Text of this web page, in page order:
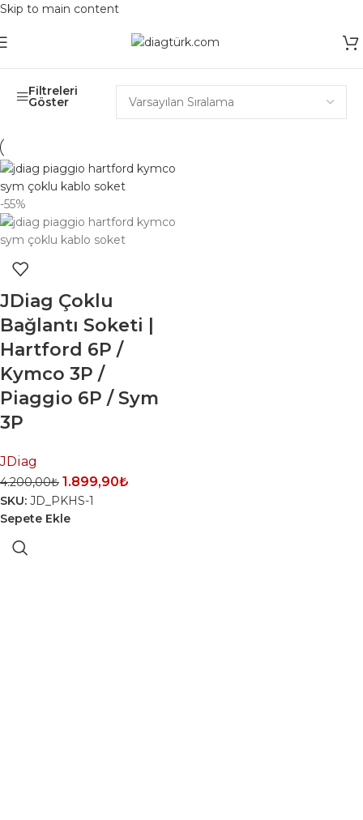
Skip to main content
Filtreleri
Göster
-55%
JDiag Çoklu
Bağlantı Soketi |
Hartford 6P /
Kymco 3P /
Piaggio 6P / Sym
3P
JDiag
4.200,00₺ 1.899,90₺
SKU: JD_PKHS-1
Sepete Ekle